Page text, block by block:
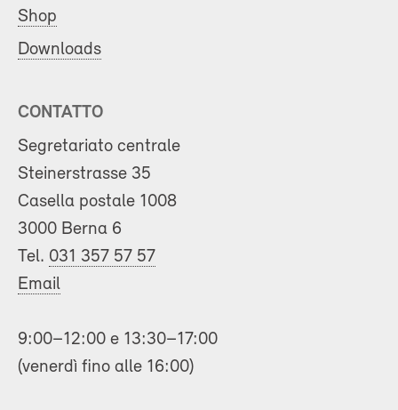
Shop
Downloads
CONTATTO
Segretariato centrale
Steinerstrasse 35
Casella postale 1008
3000 Berna 6
Tel. 031 357 57 57
Email
9:00–12:00 e 13:30–17:00
(venerdì fino alle 16:00)